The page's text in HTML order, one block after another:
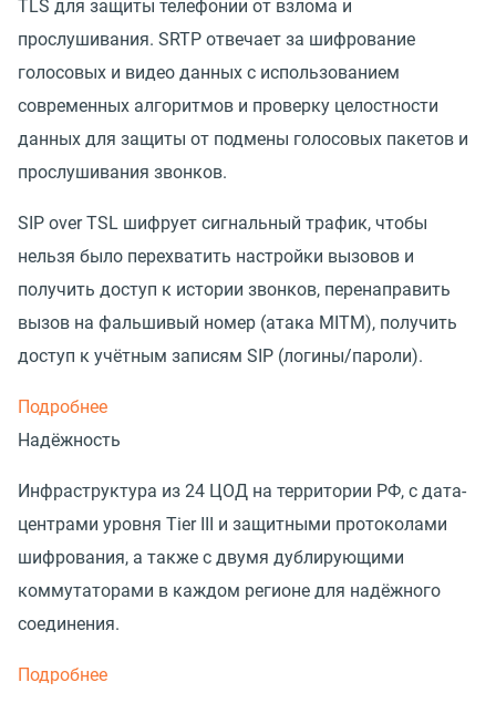
TLS для защиты телефонии от взлома и
прослушивания. SRTP отвечает за шифрование
голосовых и видео данных с использованием
современных алгоритмов и проверку целостности
данных для защиты от подмены голосовых пакетов и
прослушивания звонков.
SIP over TSL шифрует сигнальный трафик, чтобы
нельзя было перехватить настройки вызовов и
получить доступ к истории звонков, перенаправить
вызов на фальшивый номер (атака MITM), получить
доступ к учётным записям SIP (логины/пароли).
Подробнее
Надёжность
Инфраструктура из 24 ЦОД на территории РФ, с дата-
центрами уровня Tier III и защитными протоколами
шифрования, а также с двумя дублирующими
коммутаторами в каждом регионе для надёжного
соединения.
Подробнее